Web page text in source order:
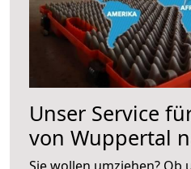
Unser Service
von Wuppertal